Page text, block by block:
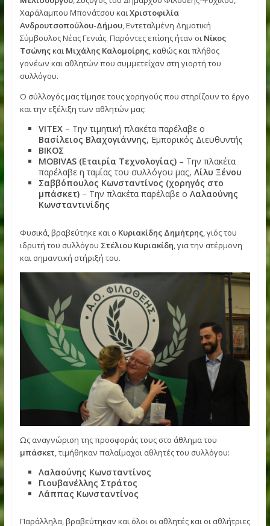
Την εκδήλωση τίμησαν με την παρουσία τους οι
Νάκας, Αντιδήμαρχος Τεχνικών Υπηρεσιών Δήμου
Ψυχικού,
Δήμου Φιλοθέης-Ψυχικού,Σοφία Βυθούλκα,
Δημοτικού Συμβουλίου Δήμου Φιλοθέης-Ψυχικού,
, Σύζυγος του Δημάρχου Φιλοθέης-Ψυχικού,
Χαράλαμπου Μπονάτσου και Χριστοφιλία
Ανδρουτσοπούλου-Δήμου
Σύμβουλος Νέας Γενιάς. Παρόντες επίσης ήταν οιΝίκος
ΤσώνηςκαιΜιχάλης Καλομοίρης, καθώς και πλήθος
γονέων και αθλητών που συμμετείχαν στη γιορτή του
συλλόγου.
Ο σύλλογός μας τίμησε τους χορηγούς που στηρίζουν το
και την εξέλιξη των αθλητών μας:
Βασίλειος Βλαχογιάννης
, Εμπορικός
ΒΙΚΟΣ
MOBIVAS (Εταιρία Τεχνολογίας)
– Την πλακέτα
παρέλαβε η ταμίας του συλλόγου μας,
Λίλυ
Σαββόπουλος Κωνσταντίνος (χορηγός στο
μπάσκετ) – Την πλακέτα παρέλαβε οΛαλαούνης
Κωνσταντινίδης
Φυσικά, βραβεύτηκε και οΚυριακίδης Δημήτρης
, γιός του
ιδρυτή του συλλόγουΣτέλιου Κυριακίδη , για την
και σημαντική στήριξή του.